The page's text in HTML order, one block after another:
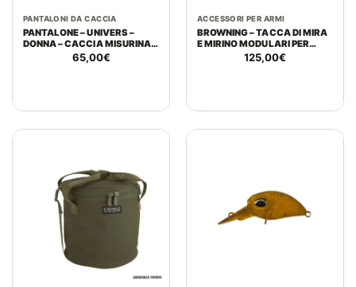
PANTALONI DA CACCIA
PANTALONE – UNIVERS –
DONNA – CACCIA MISURINA
U-TEX VERDE65,00€
ACCESSORI PER ARMI
BROWNING – TACCA DI MIRA
E MIRINO MODULARI PER
CARABINA BROWNING BAR
125,00€